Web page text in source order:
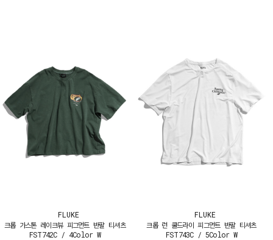
FLUKE
크롭 가스톤 레이크뷰 피그먼트 반팔 티셔츠
FST742C / 4Color W
FLUKE
크롭 런 쿨드라이 피그먼트 반팔 티셔츠
FST743C / 5Color W